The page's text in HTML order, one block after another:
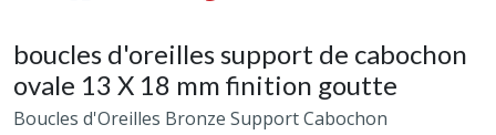
boucles d'oreilles support de cabochon
ovale 13 X 18 mm finition goutte
Boucles d'Oreilles Bronze Support Cabochon